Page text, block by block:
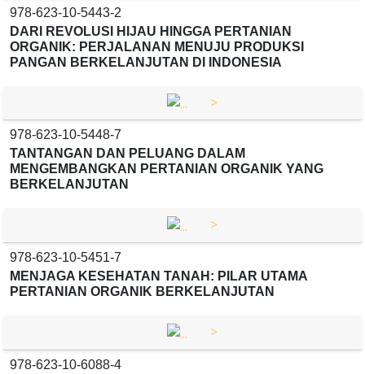
978-623-10-5443-2
DARI REVOLUSI HIJAU HINGGA PERTANIAN
ORGANIK: PERJALANAN MENUJU PRODUKSI
PANGAN BERKELANJUTAN DI INDONESIA
>
978-623-10-5448-7
TANTANGAN DAN PELUANG DALAM
MENGEMBANGKAN PERTANIAN ORGANIK YANG
BERKELANJUTAN
>
978-623-10-5451-7
MENJAGA KESEHATAN TANAH: PILAR UTAMA
PERTANIAN ORGANIK BERKELANJUTAN
>
978-623-10-6088-4